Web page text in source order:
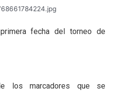
fecha del torneo de
los marcadores que se